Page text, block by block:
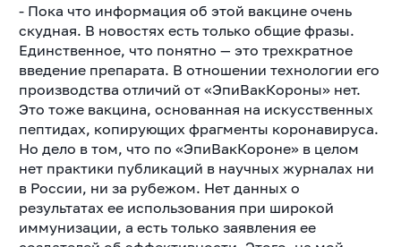
- Пока что информация об этой вакцине очень
скудная. В новостях есть только общие фразы.
Единственное, что понятно — это трехкратное
введение препарата. В отношении технологии его
производства отличий от «ЭпиВакКороны» нет.
Это тоже вакцина, основанная на искусственных
пептидах, копирующих фрагменты коронавируса.
Но дело в том, что по «ЭпиВакКороне» в целом
нет практики публикаций в научных журналах ни
в России, ни за рубежом. Нет данных о
результатах ее использования при широкой
иммунизации, а есть только заявления ее